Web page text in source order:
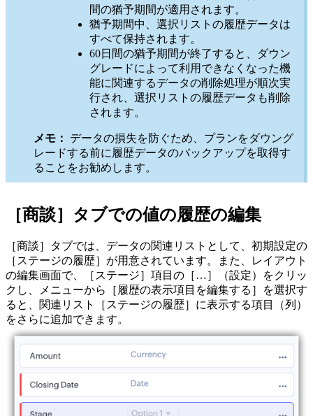
間の猶予期間が適用されます。
猶予期間中、選択リストの履歴データは
すべて保持されます。
60日間の猶予期間が終了すると、ダウン
グレードによって利用できなくなった機
能に関連するデータの削除処理が順次実
行され、選択リストの履歴データも削除
されます。
メモ：
データの損失を防ぐため、プランをダウング
レードする前に履歴データのバックアップを取得す
ることをお勧めします。
［商談］タブでの値の履歴の編集
［商談］タブでは、データの関連リストとして、初期設定の
［ステージの履歴］が用意されています。また、レイアウト
の編集画面で、［ステージ］項目の［…］（設定）をクリッ
クし、メニューから［履歴の表示項目を編集する］を選択す
ると、関連リスト［ステージの履歴］に表示する項目（列）
をさらに追加できます。